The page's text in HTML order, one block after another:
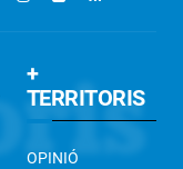
+
TERRITORIS
OPINIÓ